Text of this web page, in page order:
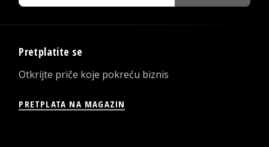
Pretplatite se
Otkrijte priče koje pokreću biznis
PRETPLATA NA MAGAZIN